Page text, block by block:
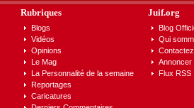
Rubriques
Blogs
Vidéos
Opinions
Le Mag
La Personnalité de la semaine
Reportages
Caricatures
Juif.org
Blog
Qui
Annoncer
Flux RSS